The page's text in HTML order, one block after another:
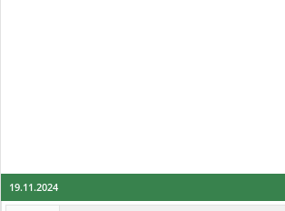
19.11.2024